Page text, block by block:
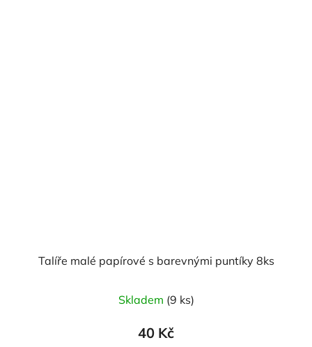
Talíře malé papírové s barevnými puntíky 8ks
Skladem (9 ks)
40 Kč